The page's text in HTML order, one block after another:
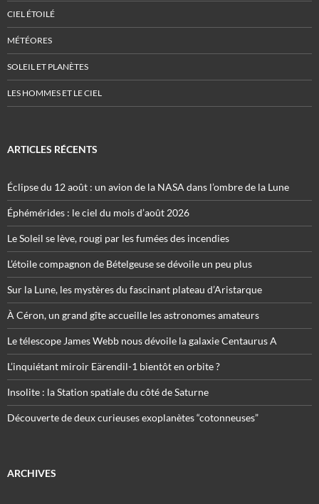
CIEL ÉTOILÉ
MÉTÉORES
SOLEIL ET PLANÈTES
LES HOMMES ET LE CIEL
ARTICLES RÉCENTS
Éclipse du 12 août : un avion de la NASA dans l’ombre de la Lune
Éphémérides : le ciel du mois d’août 2026
Le Soleil se lève, rougi par les fumées des incendies
L’étoile compagnon de Bételgeuse se dévoile un peu plus
Sur la Lune, les mystères du fascinant plateau d’Aristarque
À Céron, un grand gîte accueille les astronomes amateurs
Le télescope James Webb nous dévoile la galaxie Centaurus A
L’inquiétant miroir Eärendil-1 bientôt en orbite ?
Insolite : la Station spatiale du côté de Saturne
Découverte de deux curieuses exoplanètes “cotonneuses”
ARCHIVES